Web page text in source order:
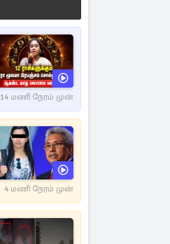
14 மணி நேரம் முன்
4 மணி நேரம் முன்